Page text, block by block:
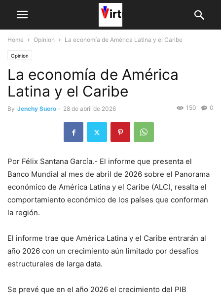
Home Opinion La economía de América Latina y el Caribe
Opinion
La economía de América
Latina y el Caribe
By Jenchy Suero - 28 de abril de 2026 0
150
Por Félix Santana García.- El informe que presenta el
Banco Mundial al mes de abril de 2026 sobre el Panorama
económico de América Latina y el Caribe (ALC), resalta el
comportamiento económico de los países que conforman
la región.
El informe trae que América Latina y el Caribe entrarán al
año 2026 con un crecimiento aún limitado por desafíos
estructurales de larga data.
Se prevé que en el año 2026 el crecimiento del PIB